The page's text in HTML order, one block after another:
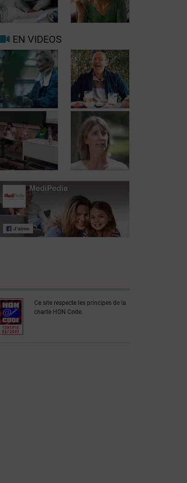
à nouveau pour
migraine ou
maux de tête?
Prévenir les
maux de tête au
jour le jour
Mieux vivre
avec la
migraine au
quotidien
Facteurs
déclenchants et
de risque
migraine et
maux de tête
EN VIDEOS
Carole, 55 ans,
solution aux
Jean, 58 ans,
profite de la vie
malgré les
patients atteints
de lymphome:
Mariangela
Fiorente,
ALWB
patients atteints
de lymphome:
Pr Virginie De
Wilde
Ce site respecte les principes de la
charte HON Code.